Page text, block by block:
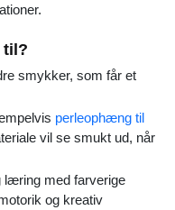
til?
smykker, som får et
perleophæng til
vil se smukt ud, når
læring med farverige
og kreativ